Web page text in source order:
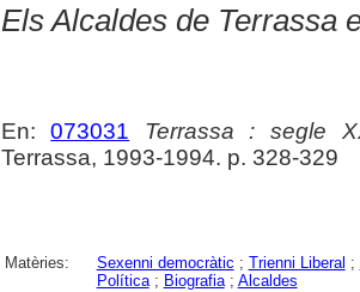
Els Alcaldes de Terrassa
En:073031
Terrassa : segle
Terrassa, 1993-1994. p. 328-329
Matèries: Sexenni democràtic ; Trienni Liberal ;
Política; Biografia; Alcaldes